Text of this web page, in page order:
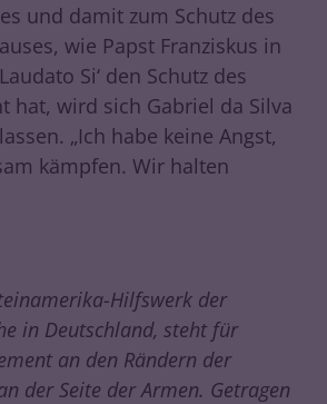
und damit zum Schutz des
wie Papst Franziskus in
Si‘ den Schutz des
hat, wird sich Gabriel da Silva
„Ich habe keine Angst,
kämpfen. Wir halten
Hilfswerk der
in Deutschland, steht für
an den Rändern der
der Seite der Armen. Getragen